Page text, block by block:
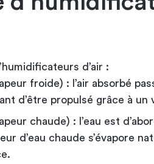
d’air :
froide) : l’air absorbé
d’être propulsé grâce à un
chaude) : l’eau est
d’eau chaude s’évapore